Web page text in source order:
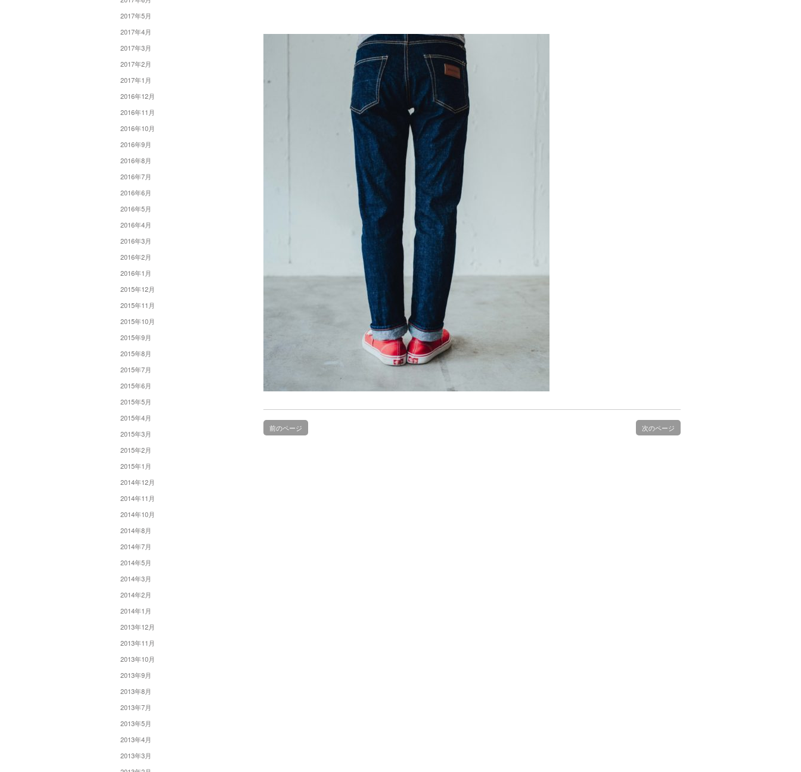
前のページ 次のページ
2017年5月
2017年4月
2017年3月
2017年2月
2017年1月
2016年12月
2016年11月
2016年10月
2016年9月
2016年8月
2016年7月
2016年6月
2016年5月
2016年4月
2016年3月
2016年2月
2016年1月
2015年12月
2015年11月
2015年10月
2015年9月
2015年8月
2015年7月
2015年6月
2015年5月
2015年4月
2015年3月
2015年2月
2015年1月
2014年12月
2014年11月
2014年10月
2014年8月
2014年7月
2014年5月
2014年3月
2014年2月
2014年1月
2013年12月
2013年11月
2013年10月
2013年9月
2013年8月
2013年7月
2013年5月
2013年4月
2013年3月